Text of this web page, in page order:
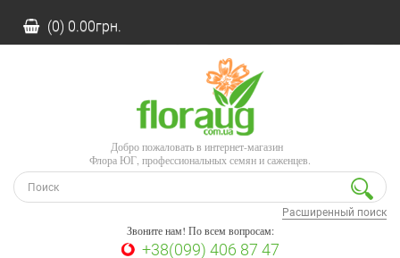
(0) 0.00грн.
Добро пожаловать в интернет-магазин
Флора ЮГ, профессиональных семян и саженцев.
Расширенный поиск
Звоните нам! По всем вопросам:
+38(099) 406 87 47